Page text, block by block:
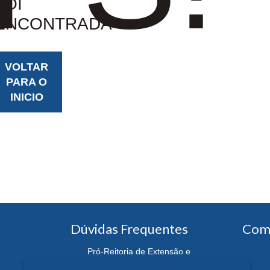
VOLTAR
PARA O
INICIO
Dúvidas Frequentes
Pró-Reitoria de Extensão e